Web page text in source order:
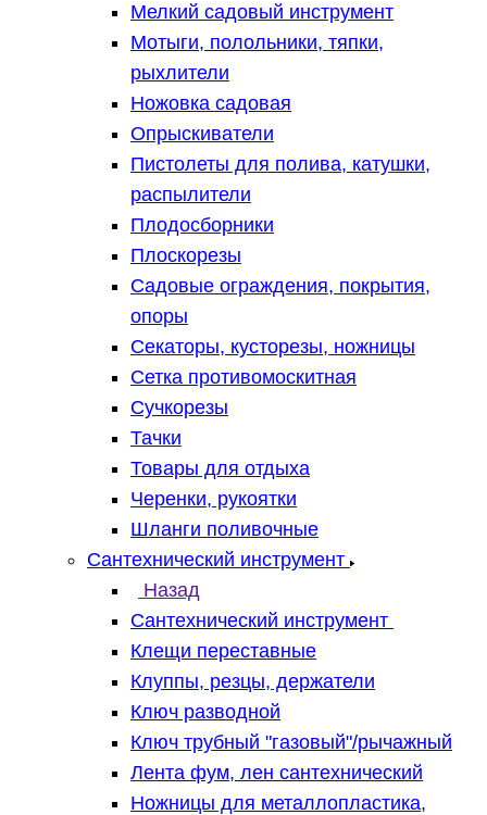
Мелкий садовый инструмент
Мотыги, полольники, тяпки,
рыхлители
Ножовка садовая
Опрыскиватели
Пистолеты для полива, катушки,
распылители
Плодосборники
Плоскорезы
Садовые ограждения, покрытия,
опоры
Секаторы, кусторезы, ножницы
Сетка противомоскитная
Сучкорезы
Тачки
Товары для отдыха
Черенки, рукоятки
Шланги поливочные
Сантехнический инструмент
Назад
Сантехнический инструмент
Клещи переставные
Клуппы, резцы, держатели
Ключ разводной
Ключ трубный "газовый"/рычажный
Лента фум, лен сантехнический
Ножницы для металлопластика,